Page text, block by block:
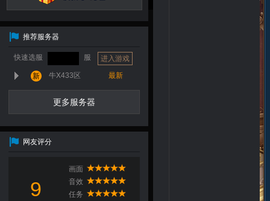
推荐服务器
快速选服 服 进入游戏
新 牛X433区 最新
更多服务器
网友评分
9
画面
音效
任务